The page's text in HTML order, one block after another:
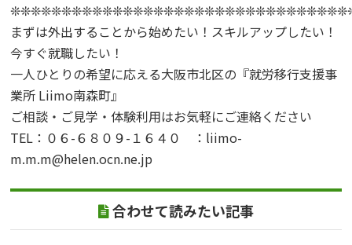
まずは外出することから始めたい！スキルアップしたい！
今すぐ就職したい！
一人ひとりの希望に応える大阪市北区の『就労移行支援事
業所 Liimo南森町』
ご相談・ご見学・体験利用はお気軽にご連絡ください
TEL：０６-６８０９-１６４０ ：liimo-
m.m.m@helen.ocn.ne.jp
合わせて読みたい記事